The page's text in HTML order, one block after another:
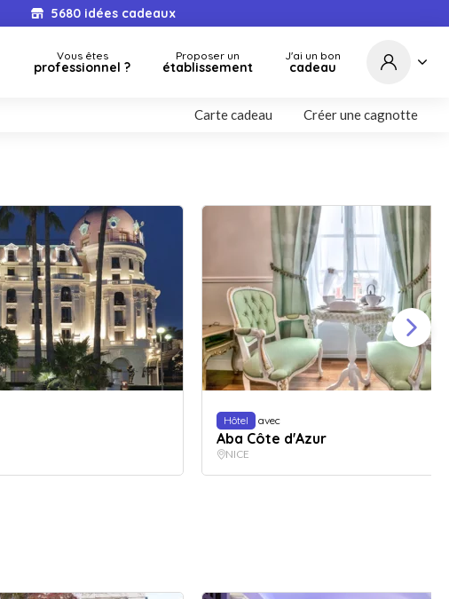
5680idées cadeaux
Vous êtes
professionnel ?
Proposer un
établissement
J'ai un bon
cadeau
Carte cadeau Créer une cagnotte
Hôtel avec
Aba Côte d'Azur
NICE